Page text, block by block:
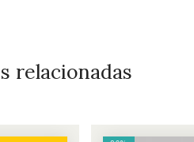
relacionadas